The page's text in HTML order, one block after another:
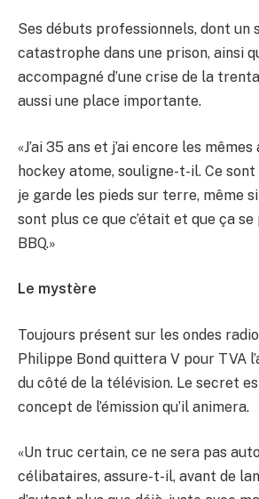
Ses débuts professionnels, dont un
catastrophe dans une prison, ainsi
accompagné d’une crise de la
aussi une place importante.
«J’ai 35 ans et j’ai encore les
hockey atome, souligne-t-il. Ce
je garde les pieds sur terre, même
sont plus ce que c’était et que ça se
BBQ.»
Le mystère
Toujours présent sur les ondes
Philippe Bond quittera V pour TVA
du côté de la télévision. Le secret
concept de l’émission qu’il animera.
«Un truc certain, ce ne sera pas
célibataires, assure-t-il, avant de